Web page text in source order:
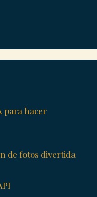
para hacer
de fotos divertida